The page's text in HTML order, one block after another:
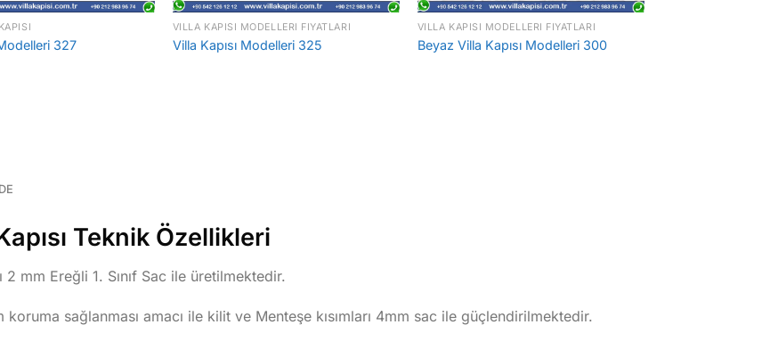
327
VILLA KAPISI MODELLERI FIYATLARI
Villa Kapısı Modelleri 325
VILLA KAPISI MODELLERI FIYATLARI
Beyaz Villa Kapısı Modelleri 300
Teknik Özellikleri
2 mm Ereğli 1. Sınıf Sac ile üretilmektedir.
koruma sağlanması amacı ile kilit ve Menteşe kısımları 4mm sac ile güçlendirilmektedir.